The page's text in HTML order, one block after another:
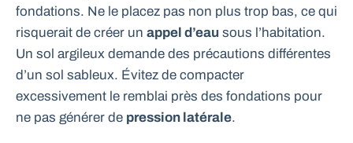
fondations. Ne le placez pas non plus trop bas, ce qui
risquerait de créer un appel d’eau sous l’habitation.
Un sol argileux demande des précautions différentes
d’un sol sableux. Évitez de compacter
excessivement le remblai près des fondations pour
ne pas générer de pression latérale.